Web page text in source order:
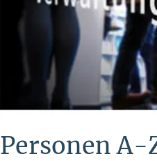
Personen A-